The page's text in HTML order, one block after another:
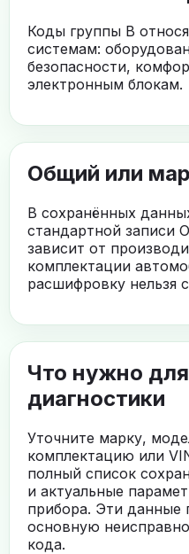
Коды группы B
системам:
безопасности,
электронным блокам.
Общий или
В сохранённых
стандартной записи
зависит от
комплектации
расшифровку нельзя
Что нужно
диагностики
Уточните марку,
комплектацию или
полный список
и актуальные
прибора. Эти данные
основную
кода.